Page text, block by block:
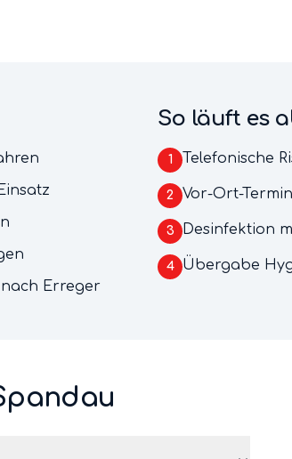
Erreger
So läuft es
1 Telefonische
2 Vor-Ort-
3 Desinfektion
4 Übergabe